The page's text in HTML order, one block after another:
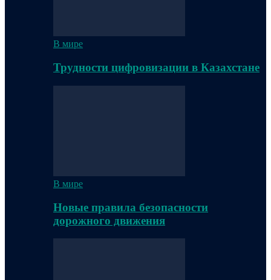
В мире
Трудности цифровизации в Казахстане
В мире
Новые правила безопасности
дорожного движения